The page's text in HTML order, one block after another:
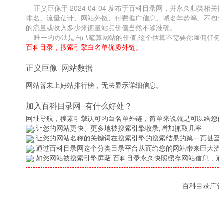
正义巨像于 2024-04-04 发布于百科目录网，并永久归类相
排名、流量估计、网站外链、付费推广信息、域名年龄等。不
的流量或收入多少来衡量站点价值当然不够准确。
唯一的办法是自己笔算网站的价值,这个估算不需要你雇佣任
百科目录，搜索引擎白名单优质外链。
正义巨像_网站数据
网站暂未上好站排行榜，无法显示详细信息。
加入百科目录网_有什么好处？
网址导航 ，搜素引擎认可的白名单外链，简单来说就是可以给
.让您的网站更快、更多地被搜索引擎收录,增加抓取几率
.让您的网站名称的关键词在搜索引擎的搜索结果的第一页甚
.通过百科目录网这个分类目录平台从而给您的网站带来巨大
.如您网站被搜索引擎屏蔽,百科目录永久快照缓存网站信息
百科目录